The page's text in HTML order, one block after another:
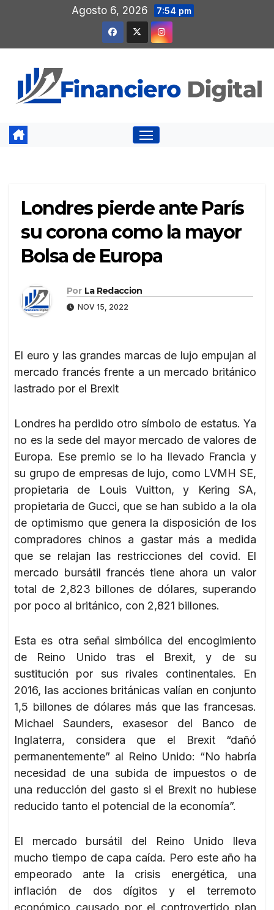
contenido
Agosto 6, 2026 7:54 pm
Londres pierde ante París
su corona como la mayor
Bolsa de Europa
Por La Redaccion
NOV 15, 2022
El euro y las grandes marcas de lujo empujan al
mercado francés frente a un mercado británico
lastrado por el Brexit
Londres ha perdido otro símbolo de estatus. Ya
no es la sede del mayor mercado de valores de
Europa. Ese premio se lo ha llevado Francia y
su grupo de empresas de lujo, como LVMH SE,
propietaria de Louis Vuitton, y Kering SA,
propietaria de Gucci, que se han subido a la ola
de optimismo que genera la disposición de los
compradores chinos a gastar más a medida
que se relajan las restricciones del covid. El
mercado bursátil francés tiene ahora un valor
total de 2,823 billones de dólares, superando
por poco al británico, con 2,821 billones.
Esta es otra señal simbólica del encogimiento
de Reino Unido tras el Brexit, y de su
sustitución por sus rivales continentales. En
2016, las acciones británicas valían en conjunto
1,5 billones de dólares más que las francesas.
Michael Saunders, exasesor del Banco de
Inglaterra, considera que el Brexit “dañó
permanentemente” al Reino Unido: “No habría
necesidad de una subida de impuestos o de
una reducción del gasto si el Brexit no hubiese
reducido tanto el potencial de la economía”.
El mercado bursátil del Reino Unido lleva
mucho tiempo de capa caída. Pero este año ha
empeorado ante la crisis energética, una
inflación de dos dígitos y el terremoto
económico causado por el controvertido plan